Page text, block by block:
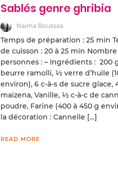
Sablés genre ghribia
Naima Boussaa
Temps de préparation : 25 min
de cuisson : 20 à 25 min
personnes : – Ingrédients : 200
beurre ramolli, ½ verre d’huile
environ), 6 c-à-s de sucre glace,
maïzena, Vanille, ½ c-à-c de
poudre, Farine (400 à 450 g
la décoration : Cannelle […]
READ MORE